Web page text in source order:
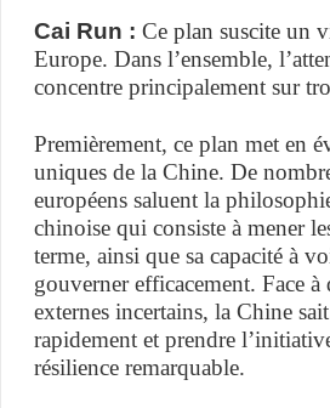
Cai Run : Ce plan suscite un
Europe. Dans l’ensemble,
concentre principalement sur
Premièrement, ce plan met en
uniques de la Chine. De
européens saluent la
chinoise qui consiste à mener
terme, ainsi que sa capacité à
gouverner efficacement. Face à
externes incertains, la Chine
rapidement et prendre
résilience remarquable.